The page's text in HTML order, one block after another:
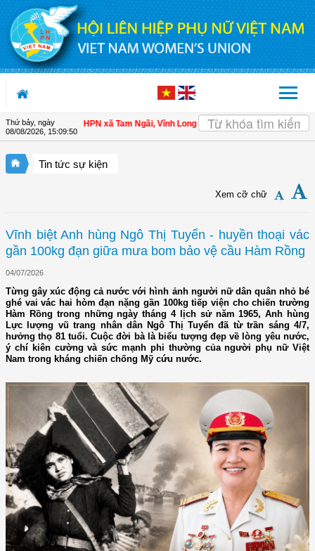
Truy cập nội dung luôn
Thứ bảy, ngày
08/08/2026, 15:09:51
viên | Hội LHPN xã Tam Ngãi, Vĩnh Long sơ kết công tác Hội và phong trào
Tin tức sự kiện
Xem cỡ chữ
Vĩnh biệt Anh hùng Ngô Thị Tuyển - huyền thoại vác
gần 100kg đạn giữa mưa bom bảo vệ cầu Hàm Rồng
04/07/2026
Từng gây xúc động cả nước với hình ảnh người nữ dân quân nhỏ bé
ghé vai vác hai hòm đạn nặng gần 100kg tiếp viện cho chiến trường
Hàm Rồng trong những ngày tháng 4 lịch sử năm 1965, Anh hùng
Lực lượng vũ trang nhân dân Ngô Thị Tuyển đã từ trần sáng 4/7,
hưởng thọ 81 tuổi. Cuộc đời bà là biểu tượng đẹp về lòng yêu nước,
ý chí kiên cường và sức mạnh phi thường của người phụ nữ Việt
Nam trong kháng chiến chống Mỹ cứu nước.